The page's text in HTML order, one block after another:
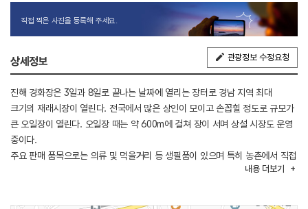
직접 찍은 사진을 등록해 주세요.
상세정보 관광정보 수정요청
진해 경화장은 3일과 8일로 끝나는 날짜에 열리는 장터로 경남 지역 최대
크기의 재래시장이 열린다. 전국에서 많은 상인이 모이고 손꼽힐 정도로 규모가
큰 오일장이 열린다. 오일장 때는 약 600m에 걸쳐 장이 서며 상설 시장도 운영
중이다.
주요 판매 품목으로는 의류 및 먹을거리 등 생필품이 있으며 특히 농촌에서 직접
재배하여 판매하는 신선한 농산물이 관광객과 시민에게 큰 호응을 얻고 있다.
매년 4월 초, 전국 최대 벚꽃축제인 진해 군항제 시즌에는 발 디딜 틈조차 없을
내용 더보기